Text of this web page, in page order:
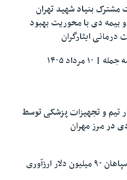
بنیاد شهید تهران
بیمه دی با محوریت بهبود
درمانی ایثارگران
| ۱۰ مرداد ۱۴۰۵
تیم و تجهیزات پزشکی توسط
در مرز مهران
نفت سپاهان ۹۰ میلیون دلار ارزآوری